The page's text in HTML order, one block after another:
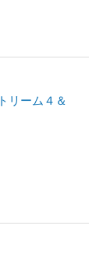
リーム４＆